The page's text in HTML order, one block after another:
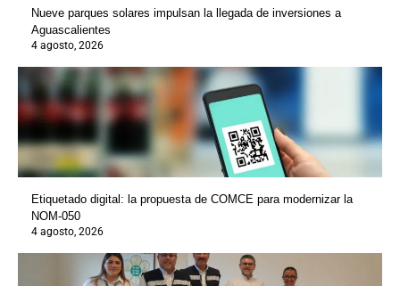
Nueve parques solares impulsan la llegada de inversiones a
Aguascalientes
4 agosto, 2026
Etiquetado digital: la propuesta de COMCE para modernizar la
NOM-050
4 agosto, 2026